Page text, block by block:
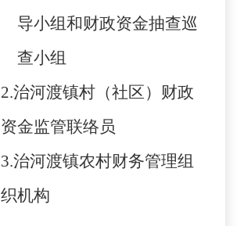
导小组和财政资金抽查巡
查小组
2.治河渡镇村（社区）财政
资金监管联络员
3.治河渡镇农村财务管理组
织机构